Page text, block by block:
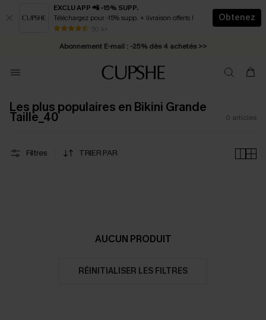
EXCLU APP 📲 -15% SUPP.
Téléchargez pour -15% supp. + livraison offerts !
50 k+
Obtenez
* Livraison éclair 2-3 jours ouvrés >>
Abonnement E-mail : -25% dès 4 achetés >>
Les plus populaires en Bikini Grande
Taille_40 0 articles
Filtres TRIER PAR
AUCUN PRODUIT
RÉINITIALISER LES FILTRES